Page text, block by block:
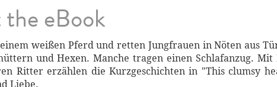
eBook
weißen Pferd und retten Jungfrauen in Nöten aus
und Hexen. Manche tragen einen Schlafanzug. Mit
Ritter erzählen die Kurzgeschichten in "This clumsy
Liebe.